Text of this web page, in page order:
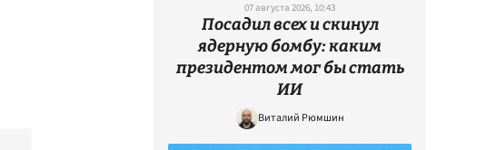
07 августа 2026, 10:43
Посадил всех и скинул
ядерную бомбу: каким
президентом мог бы стать
ИИ
Виталий Рюмшин